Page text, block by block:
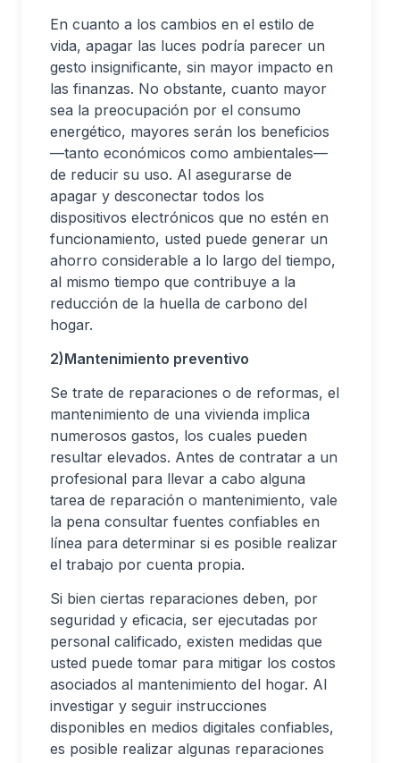
En cuanto a los cambios en el estilo de
vida, apagar las luces podría parecer un
gesto insignificante, sin mayor impacto en
las finanzas. No obstante, cuanto mayor
sea la preocupación por el consumo
energético, mayores serán los beneficios
—tanto económicos como ambientales—
de reducir su uso. Al asegurarse de
apagar y desconectar todos los
dispositivos electrónicos que no estén en
funcionamiento, usted puede generar un
ahorro considerable a lo largo del tiempo,
al mismo tiempo que contribuye a la
reducción de la huella de carbono del
hogar.
2)Mantenimiento preventivo
Se trate de reparaciones o de reformas, el
mantenimiento de una vivienda implica
numerosos gastos, los cuales pueden
resultar elevados. Antes de contratar a un
profesional para llevar a cabo alguna
tarea de reparación o mantenimiento, vale
la pena consultar fuentes confiables en
línea para determinar si es posible realizar
el trabajo por cuenta propia.
Si bien ciertas reparaciones deben, por
seguridad y eficacia, ser ejecutadas por
personal calificado, existen medidas que
usted puede tomar para mitigar los costos
asociados al mantenimiento del hogar. Al
investigar y seguir instrucciones
disponibles en medios digitales confiables,
es posible realizar algunas reparaciones